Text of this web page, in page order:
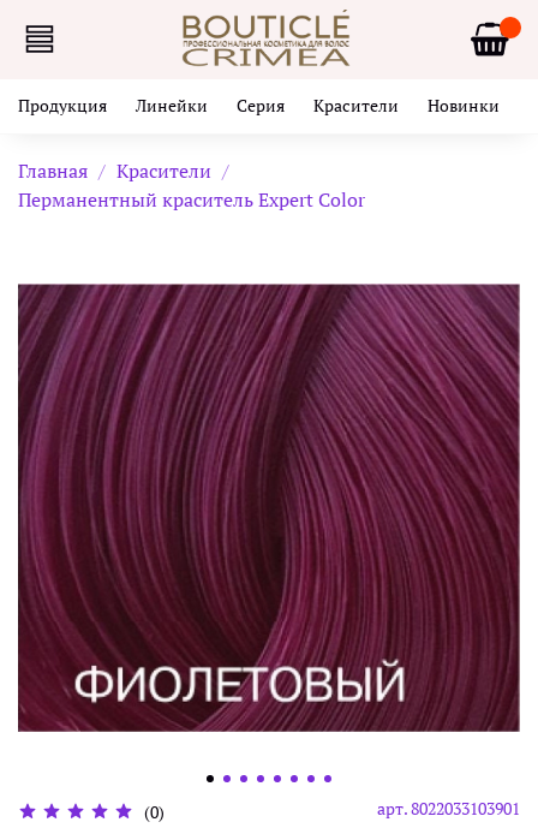
Продукция Линейки Серия Красители Новинки
Главная
Красители
Перманентный краситель Expert Color
(0) арт.8022033103901